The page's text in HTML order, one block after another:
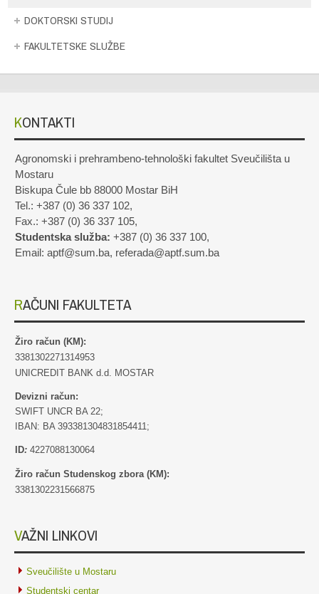
DOKTORSKI STUDIJ
FAKULTETSKE SLUŽBE
KONTAKTI
Agronomski i prehrambeno-tehnološki fakultet Sveučilišta u
Mostaru
Biskupa Čule bb 88000 Mostar BiH
Tel.: +387 (0) 36 337 102,
Fax.: +387 (0) 36 337 105,
Studentska služba: +387 (0) 36 337 100,
Email: aptf@sum.ba, referada@aptf.sum.ba
RAČUNI FAKULTETA
Žiro račun (KM):
3381302271314953
UNICREDIT BANK d.d. MOSTAR
Devizni račun:
SWIFT UNCR BA 22;
IBAN: BA 393381304831854411;
ID: 4227088130064
Žiro račun Studenskog zbora (KM):
3381302231566875
VAŽNI LINKOVI
Sveučilište u Mostaru
Studentski centar